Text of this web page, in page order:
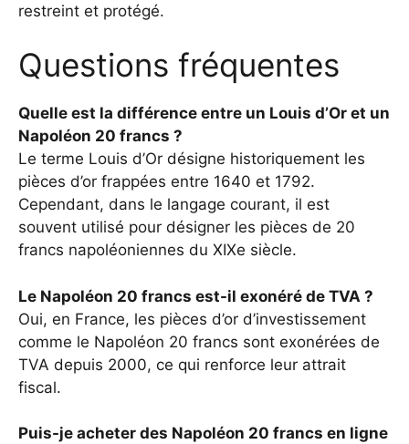
restreint et protégé.
Questions fréquentes
Quelle est la différence entre un Louis d’Or et un
Napoléon 20 francs ?
Le terme Louis d’Or désigne historiquement les
pièces d’or frappées entre 1640 et 1792.
Cependant, dans le langage courant, il est
souvent utilisé pour désigner les pièces de 20
francs napoléoniennes du XIXe siècle.
Le Napoléon 20 francs est-il exonéré de TVA ?
Oui, en France, les pièces d’or d’investissement
comme le Napoléon 20 francs sont exonérées de
TVA depuis 2000, ce qui renforce leur attrait
fiscal.
Puis-je acheter des Napoléon 20 francs en ligne